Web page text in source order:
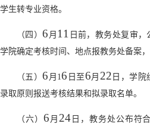
学生转专业资格。
（四）6 月 11 日前，教务处复审
学院确定考核时间、地点报教务处备案
（五）6 月 16 日至6 月 22 日，学院
录取原则报送考核结果和拟录取名单。
（六） 6 月 24日，教务处公布符